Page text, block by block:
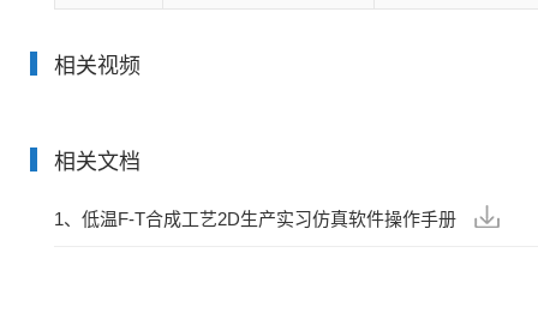
相关视频
相关文档
1、低温F-T合成工艺2D生产实习仿真软件操作手册